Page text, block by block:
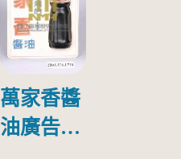
萬家香醬
油廣告塑